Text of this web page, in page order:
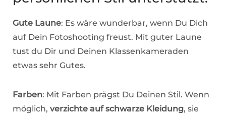
Gute Laune: Es wäre wunderbar, wenn Du Dich
auf Dein Fotoshooting freust. Mit guter Laune
tust du Dir und Deinen Klassenkameraden
etwas sehr Gutes.
Farben: Mit Farben prägst Du Deinen Stil. Wenn
möglich, verzichte auf schwarze Kleidung, sie